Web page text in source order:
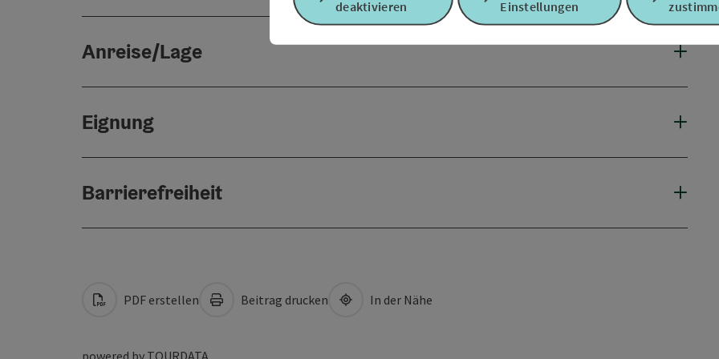
Anreise/Lage
Eignung
Barrierefreiheit
PDF erstellen Beitrag drucken In der Nähe
powered by TOURDATA
deaktivieren Einstellungen